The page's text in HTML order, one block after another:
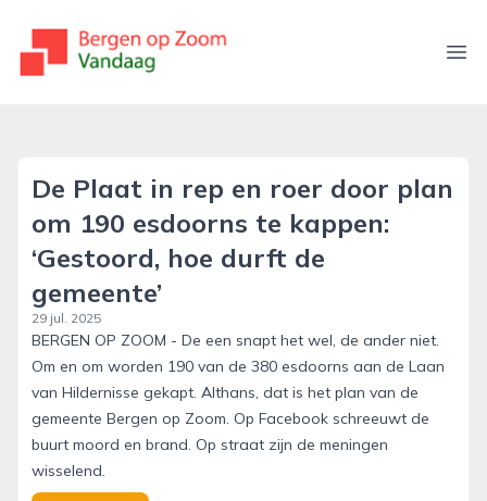
bergenopzoomvandaag.nl
De Plaat in rep en roer door plan
om 190 esdoorns te kappen:
‘Gestoord, hoe durft de
gemeente’
29 jul. 2025
BERGEN OP ZOOM - De een snapt het wel, de ander niet.
Om en om worden 190 van de 380 esdoorns aan de Laan
van Hildernisse gekapt. Althans, dat is het plan van de
gemeente Bergen op Zoom. Op Facebook schreeuwt de
buurt moord en brand. Op straat zijn de meningen
wisselend.